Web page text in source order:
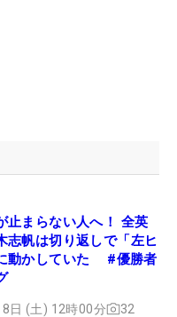
止まらない人へ！ 全英
志帆は切り返しで「左ヒ
動かしていた #優勝者
日 (土) 12時00分 32